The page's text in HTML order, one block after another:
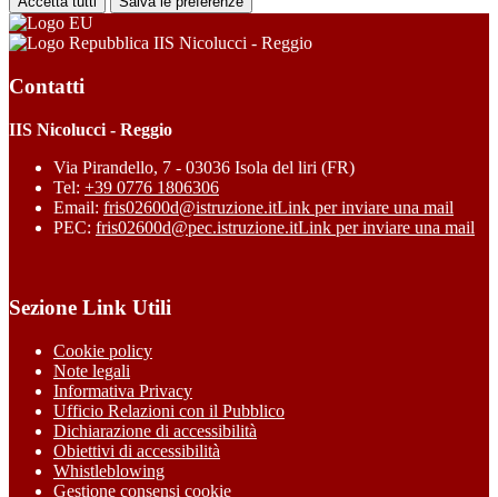
IIS Nicolucci - Reggio
Contatti
IIS Nicolucci - Reggio
Via Pirandello, 7 - 03036 Isola del liri (FR)
Tel: +39 0776 1806306
Email: fris02600d@istruzione.itLink per inviare una mail
PEC: fris02600d@pec.istruzione.itLink per inviare una mail
Sezione Link Utili
Cookie policy
Note legali
Informativa Privacy
Ufficio Relazioni con il Pubblico
Dichiarazione di accessibilità
Obiettivi di accessibilità
Whistleblowing
Gestione consensi cookie